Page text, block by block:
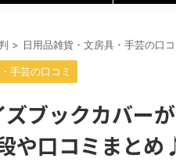
> 日用品雑貨・文房具・手芸の口コ
手芸の口コミ
ズブックカバー
や口コミまとめ